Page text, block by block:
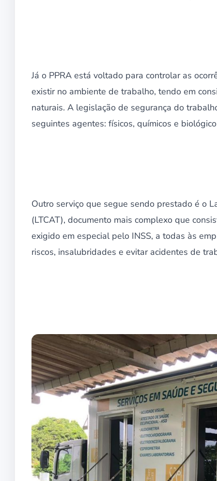
Já o PPRA está voltado para controlar as
existir no ambiente de trabalho, tendo em
naturais. A legislação de segurança do
seguintes agentes: físicos, químicos e
Outro serviço que segue sendo prestado é o
(LTCAT), documento mais complexo que
exigido em especial pelo INSS, a todas às
riscos, insalubridades e evitar acidentes de